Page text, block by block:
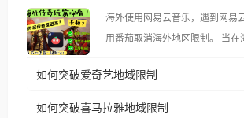
像其他音乐平台一样，出现地区
仅能在中国大陆地区播放。 遇到这个问题的朋友们，
台湾、美国、加拿大、澳大利亚
海外使用网易云音乐，遇到网易
用番茄取消海外地区限制。 当在海外打开网易云音
播放”的提示语。 海外用户如香港、澳门、台湾、美
如何突破爱奇艺地域限制
如何突破喜马拉雅地域限制